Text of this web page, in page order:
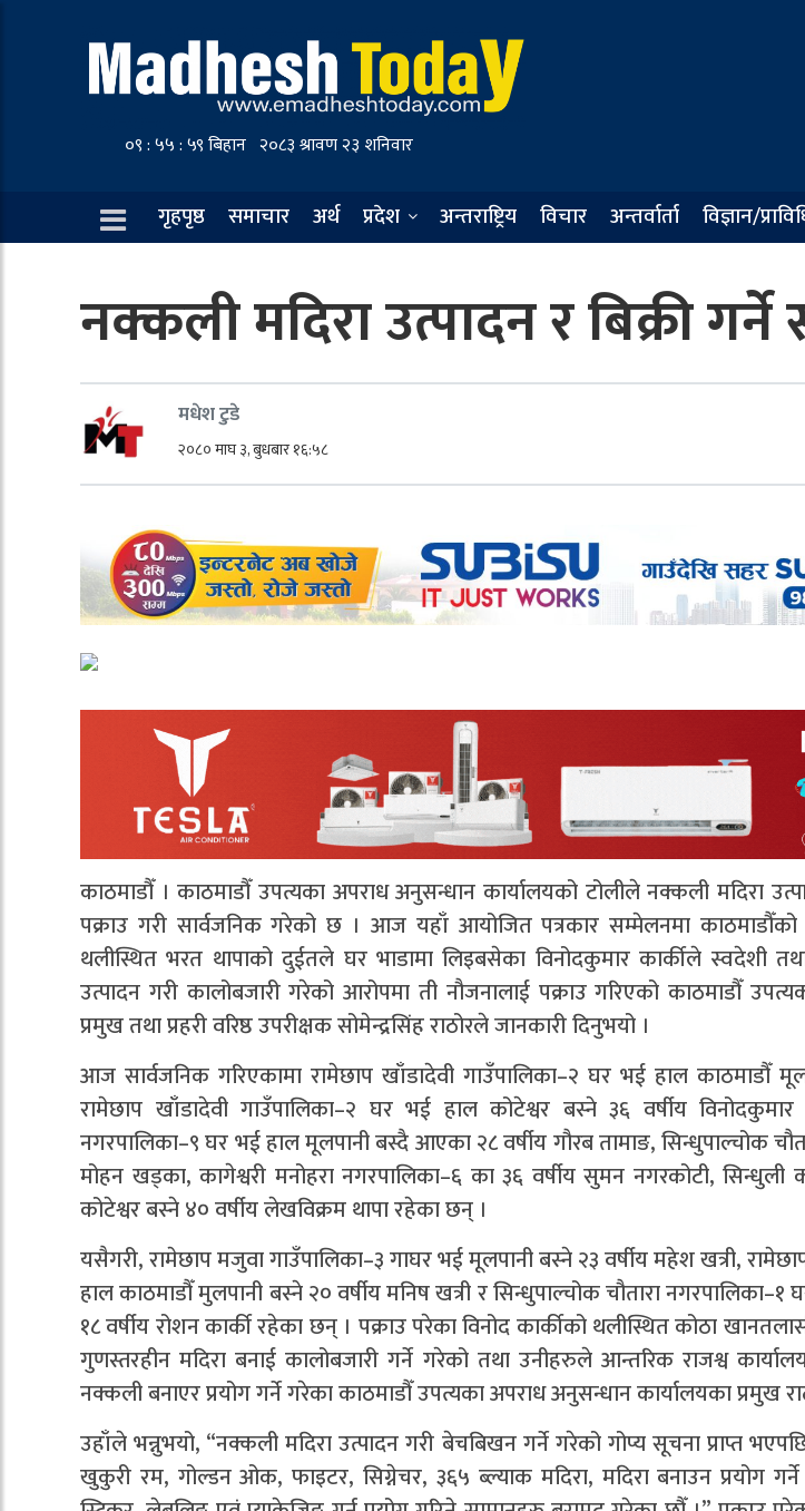
गृहपृष्ठ समाचार अर्थ प्रदेश अन्तराष्ट्रिय विचार अन्तर्वार्ता विज्ञान/
नक्कली मदिरा उत्पादन र बिक्री
मधेश टुडे
२०८० माघ ३, बुधबार १६:५८
काठमाडौँ । काठमाडौँ उपत्यका अपराध अनुसन्धान कार्यालयको टोलीले नक्कली मदिरा
पक्राउ गरी सार्वजनिक गरेको छ । आज यहाँ आयोजित पत्रकार सम्मेलनमा काठमाडौँको
थलीस्थित भरत थापाको दुईतले घर भाडामा लिइबसेका विनोदकुमार कार्कीले स्वदेशी तथा
उत्पादन गरी कालोबजारी गरेको आरोपमा ती नौजनालाई पक्राउ गरिएको काठमाडौँ
प्रमुख तथा प्रहरी वरिष्ठ उपरीक्षक सोमेन्द्रसिंह राठोरले जानकारी दिनुभयो ।
आज सार्वजनिक गरिएकामा रामेछाप खाँडादेवी गाउँपालिका–२ घर भई हाल काठमाडौँ
रामेछाप खाँडादेवी गाउँपालिका–२ घर भई हाल कोटेश्वर बस्ने ३६ वर्षीय
नगरपालिका–९ घर भई हाल मूलपानी बस्दै आएका २८ वर्षीय गौरब तामाङ, सिन्धुपाल्चोक
मोहन खड्का, कागेश्वरी मनोहरा नगरपालिका–६ का ३६ वर्षीय सुमन नगरकोटी,
कोटेश्वर बस्ने ४० वर्षीय लेखविक्रम थापा रहेका छन् ।
यसैगरी, रामेछाप मजुवा गाउँपालिका–३ गाघर भई मूलपानी बस्ने २३ वर्षीय महेश खत्री,
हाल काठमाडौँ मुलपानी बस्ने २० वर्षीय मनिष खत्री र सिन्धुपाल्चोक चौतारा
१८ वर्षीय रोशन कार्की रहेका छन् । पक्राउ परेका विनोद कार्कीको थलीस्थित कोठा
गुणस्तरहीन मदिरा बनाई कालोबजारी गर्ने गरेको तथा उनीहरुले आन्तरिक राजश्व
नक्कली बनाएर प्रयोग गर्ने गरेका काठमाडौँ उपत्यका अपराध अनुसन्धान कार्यालयका प्रमुख
उहाँले भन्नुभयो, “नक्कली मदिरा उत्पादन गरी बेचबिखन गर्ने गरेको गोप्य सूचना प्राप्त
खुकुरी रम, गोल्डन ओक, फाइटर, सिग्नेचर, ३६५ ब्ल्याक मदिरा, मदिरा बनाउन प्रयोग